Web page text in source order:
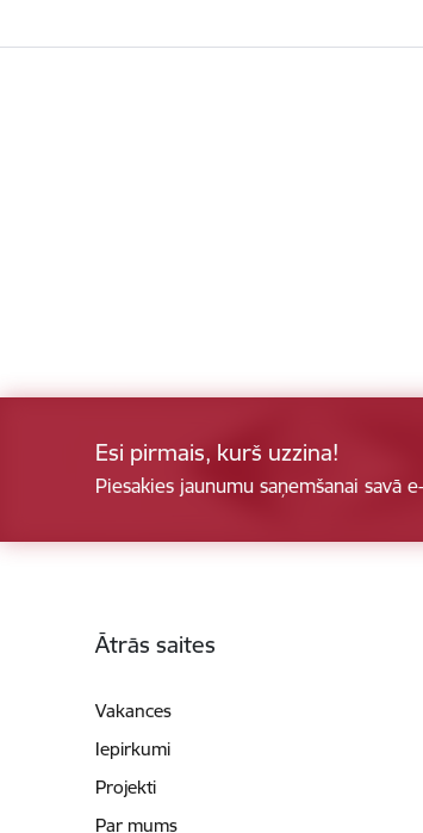
Esi pirmais, kurš uzzina!
Piesakies jaunumu saņemšanai savā
Ātrās saites
Vakances
Iepirkumi
Projekti
Par mums